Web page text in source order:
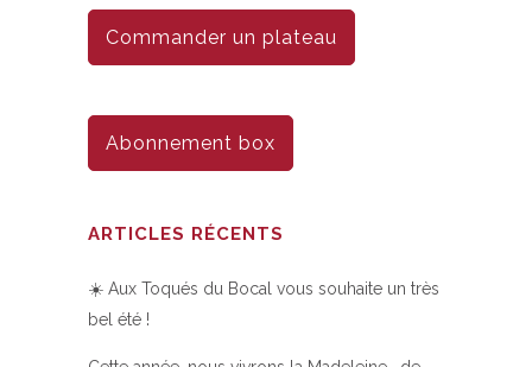
Commander un plateau
Abonnement box
ARTICLES RÉCENTS
☀️ Aux Toqués du Bocal vous souhaite un très
bel été !